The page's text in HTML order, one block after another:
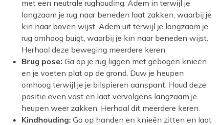
met een neutrale rughouding. Adem in terwijl je
langzaam je rug naar beneden laat zakken, waarbij je
kin naar boven wijst. Adem uit terwijl je langzaam je
rug omhoog buigt, waarbij je kin naar beneden wijst.
Herhaal deze beweging meerdere keren.
Brug pose: Ga op je rug liggen met gebogen knieën
en je voeten plat op de grond. Duw je heupen
omhoog terwijl je je bilspieren aanspant. Houd deze
positie even vast en laat vervolgens langzaam je
heupen weer zakken. Herhaal dit meerdere keren.
Kindhouding: Ga op handen en knieën zitten en laat